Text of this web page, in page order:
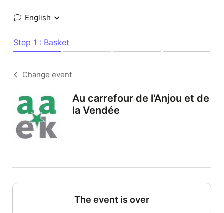
English
Step 1 : Basket
Change event
Au carrefour de l'Anjou et de
la Vendée
The event is over